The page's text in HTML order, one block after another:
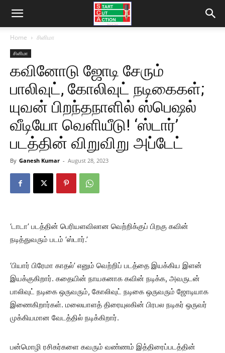
Home சினிமா
சினிமா
கவினோடு ஜோடி சேரும்
பாலிவுட், கோலிவுட் நடிகைகள்;
யுவன் பிறந்தநாளில் ஸ்பெஷல்
வீடியோ வெளியீடு! ‘ஸ்டார்’
படத்தின் விறுவிறு அப்டேட்
By Ganesh Kumar - August 28, 2023
‘டாடா’ படத்தின் பெரியளவிலான வெற்றிக்குப் பிறகு கவின்
நடித்துவரும் படம் ‘ஸ்டார்.’
‘பியார் பிரேமா காதல்’ எனும் வெற்றிப் படத்தை இயக்கிய இளன்
இயக்குகிறார். கதையின் நாயகனாக கவின் நடிக்க, அவருடன்
பாலிவுட் நடிகை ஒருவரும், கோலிவுட் நடிகை ஒருவரும் ஜோடியாக
இணைகிறார்கள். மலையாளத் திரையுலகின் பிரபல நடிகர் ஒருவர்
முக்கியமான வேடத்தில் நடிக்கிறார்.
பன்மொழி ரசிகர்களை கவரும் வண்ணம் இத்திரைப்படத்தின்